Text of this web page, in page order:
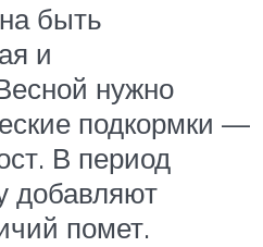
быть
и
нужно
подкормки —
В период
добавляют
помет.